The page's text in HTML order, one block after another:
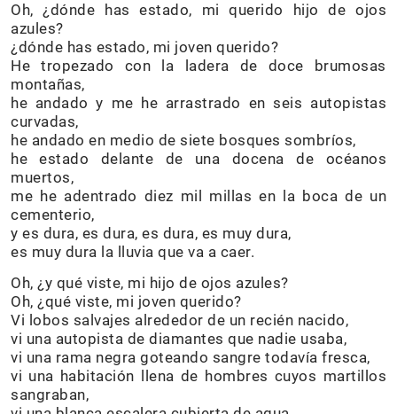
Oh, ¿dónde has estado, mi querido hijo de ojos
azules?
¿dónde has estado, mi joven querido?
He tropezado con la ladera de doce brumosas
montañas,
he andado y me he arrastrado en seis autopistas
curvadas,
he andado en medio de siete bosques sombríos,
he estado delante de una docena de océanos
muertos,
me he adentrado diez mil millas en la boca de un
cementerio,
y es dura, es dura, es dura, es muy dura,
es muy dura la lluvia que va a caer.
Oh, ¿y qué viste, mi hijo de ojos azules?
Oh, ¿qué viste, mi joven querido?
Vi lobos salvajes alrededor de un recién nacido,
vi una autopista de diamantes que nadie usaba,
vi una rama negra goteando sangre todavía fresca,
vi una habitación llena de hombres cuyos martillos
sangraban,